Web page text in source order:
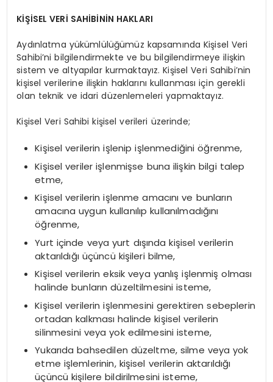
KİŞİSEL VERİ SAHİBİNİN HAKLARI
Aydınlatma yükümlülüğümüz kapsamında Kişisel Veri
Sahibi’ni bilgilendirmekte ve bu bilgilendirmeye ilişkin
sistem ve altyapılar kurmaktayız. Kişisel Veri Sahibi’nin
kişisel verilerine ilişkin haklarını kullanması için gerekli
olan teknik ve idari düzenlemeleri yapmaktayız.
Kişisel Veri Sahibi kişisel verileri üzerinde;
Kişisel verilerin işlenip işlenmediğini öğrenme,
Kişisel veriler işlenmişse buna ilişkin bilgi talep
etme,
Kişisel verilerin işlenme amacını ve bunların
amacına uygun kullanılıp kullanılmadığını
öğrenme,
Yurt içinde veya yurt dışında kişisel verilerin
aktarıldığı üçüncü kişileri bilme,
Kişisel verilerin eksik veya yanlış işlenmiş olması
halinde bunların düzeltilmesini isteme,
Kişisel verilerin işlenmesini gerektiren sebeplerin
ortadan kalkması halinde kişisel verilerin
silinmesini veya yok edilmesini isteme,
Yukarıda bahsedilen düzeltme, silme veya yok
etme işlemlerinin, kişisel verilerin aktarıldığı
üçüncü kişilere bildirilmesini isteme,